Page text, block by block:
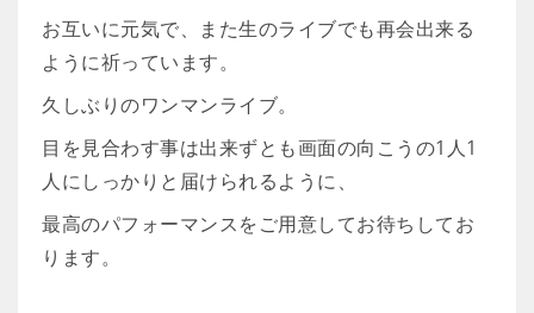
お互いに元気で、また生のライブでも再会出来る
ように祈っています。
久しぶりのワンマンライブ。
目を見合わす事は出来ずとも画面の向こうの1人1
人にしっかりと届けられるように、
最高のパフォーマンスをご用意してお待ちしてお
ります。